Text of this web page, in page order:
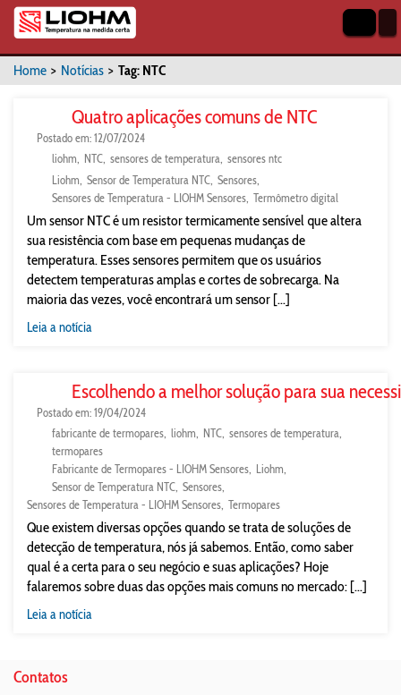
Home > Notícias > Tag: NTC
Quatro aplicações comuns de NTC
Postado em: 12/07/2024
liohm
NTC sensores de temperatura sensores ntc
Liohm Sensor de Temperatura NTC Sensores
Sensores de Temperatura - LIOHM Sensores Termômetro digital
Um sensor NTC é um resistor termicamente sensível que altera
sua resistência com base em pequenas mudanças de
temperatura. Esses sensores permitem que os usuários
detectem temperaturas amplas e cortes de sobrecarga. Na
maioria das vezes, você encontrará um sensor [...]
Leia a notícia
Escolhendo a melhor solução para sua
Postado em: 19/04/2024
fabricante de termopares liohm NTC sensores de temperatura
termopares
Fabricante de Termopares - LIOHM Sensores Liohm
Sensor de Temperatura NTC Sensores
Sensores de Temperatura - LIOHM Sensores Termopares
Que existem diversas opções quando se trata de soluções de
detecção de temperatura, nós já sabemos. Então, como saber
qual é a certa para o seu negócio e suas aplicações? Hoje
falaremos sobre duas das opções mais comuns no mercado: [...]
Leia a notícia
Contatos